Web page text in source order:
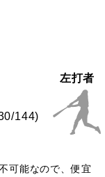
左打者
144)
可能なので、便宜